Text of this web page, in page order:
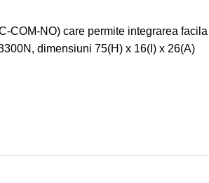
COM-NO) care permite integrarea facila
dimensiuni 75(H) x 16(I) x 26(A)